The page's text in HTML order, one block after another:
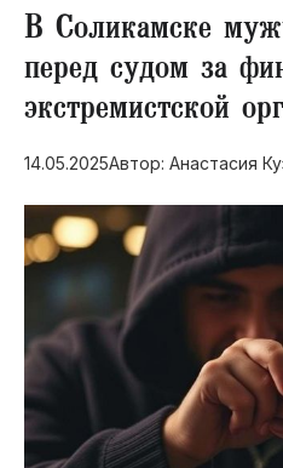
СВО
Выборы в Пермском крае
Социальная поддержка
Инфраструктура
Благоустройство
​В Соликамске
перед судом за
экстремистской
14.05.2025Автор: Анастасия